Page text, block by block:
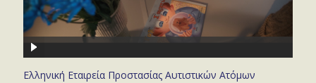
Ελληνική Εταιρεία Προστασίας Αυτιστικών Ατόμων